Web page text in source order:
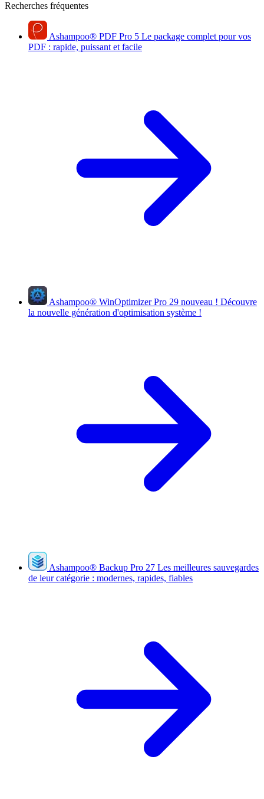
Recherches fréquentes
Ashampoo® PDF Pro 5 Le package complet pour vos
PDF : rapide, puissant et facile
Ashampoo® WinOptimizer Pro 29 nouveau ! Découvre
la nouvelle génération d'optimisation système !
Ashampoo® Backup Pro 27 Les meilleures sauvegardes
de leur catégorie : modernes, rapides, fiables